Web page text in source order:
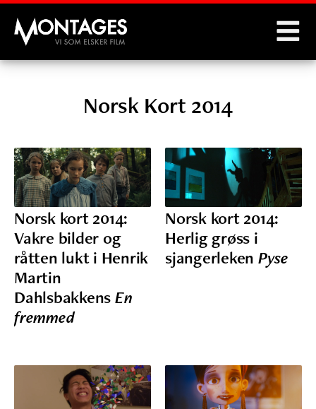
Montages
Norsk Kort 2014
Norsk kort 2014:
Vakre bilder og
råtten lukt i Henrik
Martin
DahlsbakkensEn
fremmed
Norsk kort 2014:
Herlig grøss i
sjangerleken Pyse